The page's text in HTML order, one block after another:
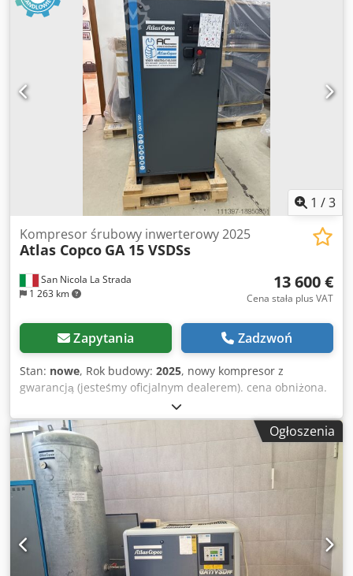
wymianie filtrów i oleju.
1 /3
San Nicola La Strada
1 263 km
Kompresor śrubowy inwerterowy 2025
Atlas Copco GA 15 VSDSs
13 600 €
Cena stała plus VAT
Zapytania Zadzwoń
Stan: nowe, Rok budowy: 2025, nowy kompresor z
gwarancją (jesteśmy oficjalnym dealerem). cena obniżona.
cena katalogowa 25441 euro. możliwość dokupienia
osuszacza Atlas Copco (dostępny). Najnowszy model
technologiczny. Główne cechy: Crsdpfx Ahowcm Hisljf
pasek maks. 10 Moc 15kw-20hp przepływ powietrza
litry7min 3000 Jeśli chcesz otrzymać szczegółową kartę
danych technicznych, skontaktuj się ze mną.
Ogłoszenia